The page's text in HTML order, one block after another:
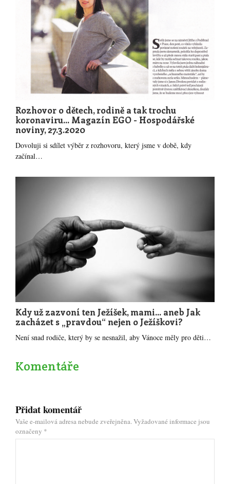
Rozhovor o dětech, rodině a tak trochu
koronaviru... Magazín EGO - Hospodářské
noviny, 27.3.2020
Dovoluji si sdílet výběr z rozhovoru, který jsme v době, kdy
začínal…
Kdy už zazvoní ten Ježíšek, mami... aneb Jak
zacházet s „pravdou“ nejen o Ježíškovi?
Není snad rodiče, který by se nesnažil, aby Vánoce měly pro děti…
Komentáře
Přidat komentář
Vaše e-mailová adresa nebude zveřejněna. Vyžadované informace jsou
označeny *